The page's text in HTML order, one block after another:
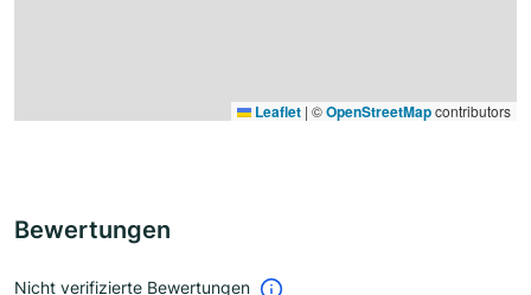
Leaflet | ©OpenStreetMapcontributors
Bewertungen
Nicht verifizierte Bewertungen